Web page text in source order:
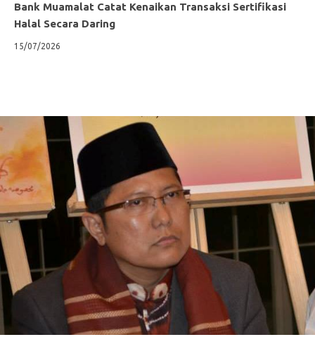
Bank Muamalat Catat Kenaikan Transaksi Sertifikasi
Halal Secara Daring
15/07/2026